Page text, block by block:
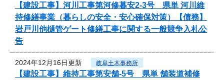
【建設工事】河川工事第河修暮安2-3号 県単 河川維
持修繕事業（暮らしの安全・安心確保対策）【債務】
岩戸川他樋管ゲート修繕工事に関する一般競争入札公
告
2024年12月16日更新 岐阜土木事務所
【建設工事】維持工事第安舗-5号 県単 舗装道補修